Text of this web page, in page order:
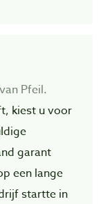
Pfeil.
kiest u voor
garant
een lange
startte in